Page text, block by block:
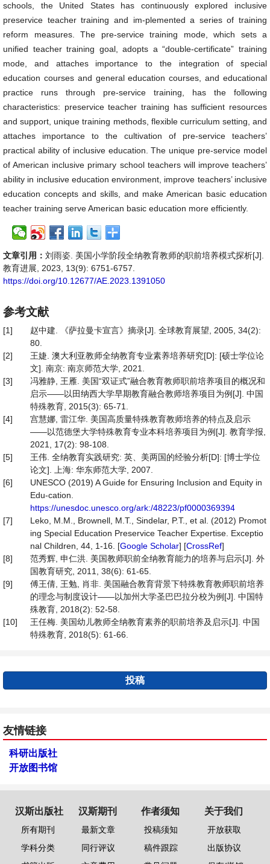
schools, the United States has continuously explored inclusive
preservice teacher training and im-plemented a series of training
reform measures. The pre-service training mode, which sets a
unified teacher training goal, adopts a “double-certificate” training
mode, and attaches importance to the integration of special
education courses and general education courses, and educational
practice runs through pre-service training, has the following
characteristics: preservice teacher training has sufficient resources
and support, unique training methods, flexible curriculum setting, and
attaches importance to the cultivation of pre-service teachers’
practical ability of inclusive education. The unique pre-service model
of American inclusive primary school teachers will improve teachers’
ability in inclusive education environment, improve teachers’ inclusive
education concepts and skills, and make American basic education
teacher training serve American basic education more efficiently.
文章引用： 刘雨姿. 美国小学阶段全纳教育教师的职前培养模式探析[J].
教育进展, 2023, 13(9): 6751-6757.
https://doi.org/10.12677/AE.2023.1391050
参考文献
[1]
赵中建. 《萨拉曼卡宣言》摘录[J]. 全球教育展望, 2005, 34(2):
80.
[2]
王婕. 澳大利亚教师全纳教育专业素养培养研究[D]: [硕士学位论
文]. 南京: 南京师范大学, 2021.
[3]
冯雅静, 王雁. 美国“双证式”融合教育教师职前培养项目的概况和
启示——以田纳西大学早期教育融合教师培养项目为例[J]. 中国
特殊教育, 2015(3): 65-71.
[4]
宫慧娜, 雷江华. 美国高质量特殊教育教师培养的特点及启示
——以范德堡大学特殊教育专业本科培养项目为例[J]. 教育学报,
2021, 17(2): 98-108.
[5]
王伟. 全纳教育实践研究: 英、美两国的经验分析[D]: [博士学位
论文]. 上海: 华东师范大学, 2007.
[6]
UNESCO (2019) A Guide for Ensuring Inclusion and Equity in
Edu-cation.
https://unesdoc.unesco.org/ark:/48223/pf0000369394
[7]
Leko, M.M., Brownell, M.T., Sindelar, P.T., et al. (2012) Promot
ing Special Education Preservice Teacher Expertise. Exceptio
nal Children, 44, 1-16. [Google Scholar] [CrossRef]
[8]
范秀辉, 申仁洪. 美国教师职前全纳教育能力的培养与启示[J]. 外
国教育研究, 2011, 38(6): 61-65.
[9]
傅王倩, 王勉, 肖非. 美国融合教育背景下特殊教育教师职前培养
的理念与制度设计——以加州大学圣巴巴拉分校为例[J]. 中国特
殊教育, 2018(2): 52-58.
[10]
王任梅. 美国幼儿教师全纳教育素养的职前培养及启示[J]. 中国
特殊教育, 2018(5): 61-66.
投稿
友情链接
科研出版社
开放图书馆
汉斯出版社
所有期刊
学科分类
汉斯期刊
最新文章
同行评议
作者须知
投稿须知
稿件跟踪
关于我们
开放获取
出版协议